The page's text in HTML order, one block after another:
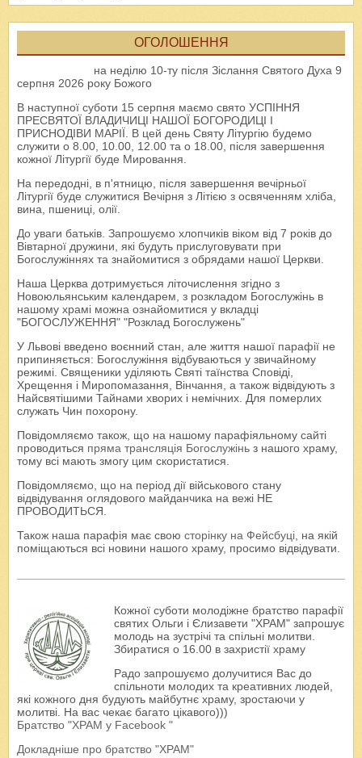
ОГОЛОШЕННЯ
на неділю 10-ту після Зіслання Святого Духа 9
серпня 2026 року Божого
В наступної суботи 15 серпня маємо свято УСПІННЯ
ПРЕСВЯТОЇ ВЛАДИЧИЦІ НАШОЇ БОГОРОДИЦІ І
ПРИСНОДІВИ МАРІЇ. В цей день Святу Літургію будемо
служити о 8.00, 10.00, 12.00 та о 18.00, після завершення
кожної Літургії буде Мировання.
На передодні, в п'ятницю, після завершення вечірньої
Літургії буде служитися Вечірня з Літією з освяченням хліба,
вина, пшениці, олії.
До уваги батьків. Запрошуємо хлопчиків віком від 7 років до
Вівтарної дружини, які будуть прислуговувати при
Богослужіннях та знайомитися з обрядами нашої Церкви.
Наша Церква дотримується літочислення згідно з
Новоюльянським календарем, з розкладом Богослужінь в
нашому храмі можна ознайомитися у вкладці
"БОГОСЛУЖЕННЯ" "Розклад Богослужень"
У Львові введено воєнний стан, але життя нашої парафії не
припиняється: Богослужіння відбуваються у звичайному
режимі. Священики уділяють Святі таїнства Сповіді,
Хрещення і Миропомазання, Вінчання, а також відвідують з
Найсвятішими Тайнами хворих і немічних. Для померлих
служать Чин похорону.
Повідомляємо також, що на нашому парафіяльному сайті
проводиться пряма трансляція Богослужінь з нашого храму,
тому всі мають змогу цим скористатися.
Повідомляємо, що на період дії військового стану
відвідування оглядового майданчика на вежі НЕ
ПРОВОДИТЬСЯ.
Також наша парафія має свою сторінку на Фейсбуці, на якій
поміщаються всі новини нашого храму, просимо відвідувати.
Кожної суботи молодіжне братство парафії
святих Ольги і Єлизавети "ХРАМ" запрошує
молодь на зустрічі та спільні молитви.
Збиратися о 16.00 в захристії храму
Радо запрошуємо долучитися Вас до
спільноти молодих та креативних людей,
які кожного дня будують майбутнє храму, зростаючи у
молитві. На вас чекає багато цікавого)))
Братство "ХРАМ у Facebook "
Докладніше про братство "ХРАМ"